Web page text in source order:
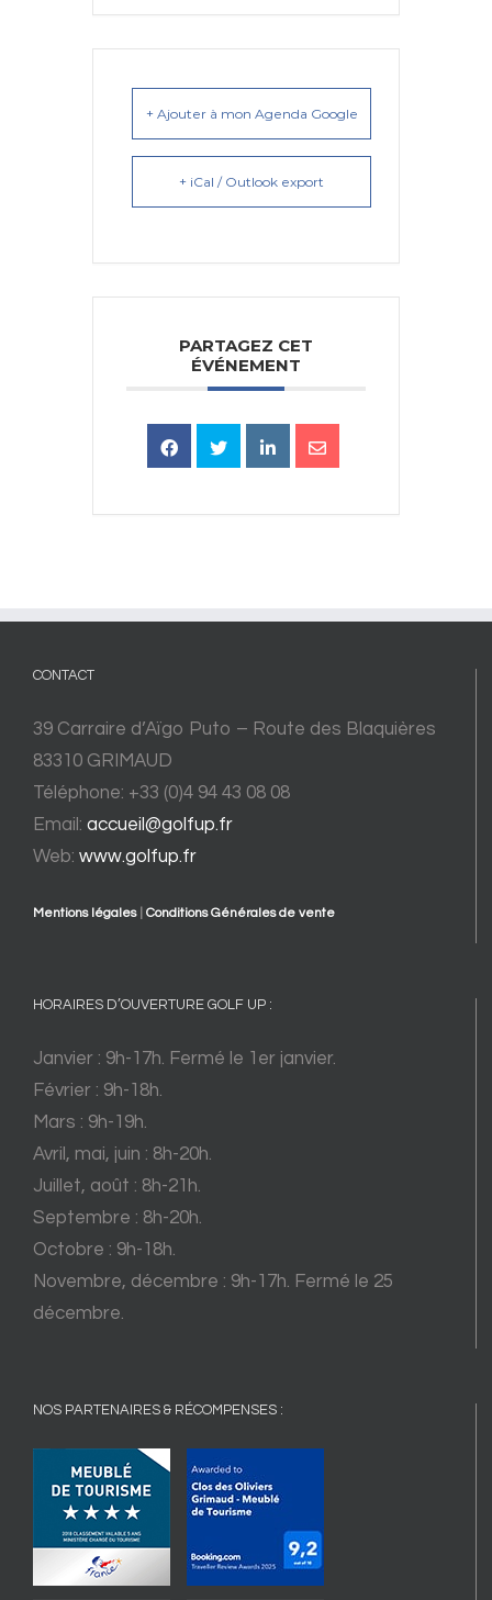
+ Ajouter à mon Agenda Google
+ iCal / Outlook export
PARTAGEZ CET
ÉVÉNEMENT
CONTACT
39 Carraire d’Aïgo Puto – Route des Blaquières
83310 GRIMAUD
Téléphone: +33 (0)4 94 43 08 08
Email: accueil@golfup.fr
Web: www.golfup.fr
Mentions légales Conditions Générales de vente
HORAIRES D’OUVERTURE GOLF UP :
Janvier : 9h-17h. Fermé le 1er janvier.
Février : 9h-18h.
Mars : 9h-19h.
Avril, mai, juin : 8h-20h.
Juillet, août : 8h-21h.
Septembre : 8h-20h.
Octobre : 9h-18h.
Novembre, décembre : 9h-17h. Fermé le 25
décembre.
NOS PARTENAIRES & RÉCOMPENSES :